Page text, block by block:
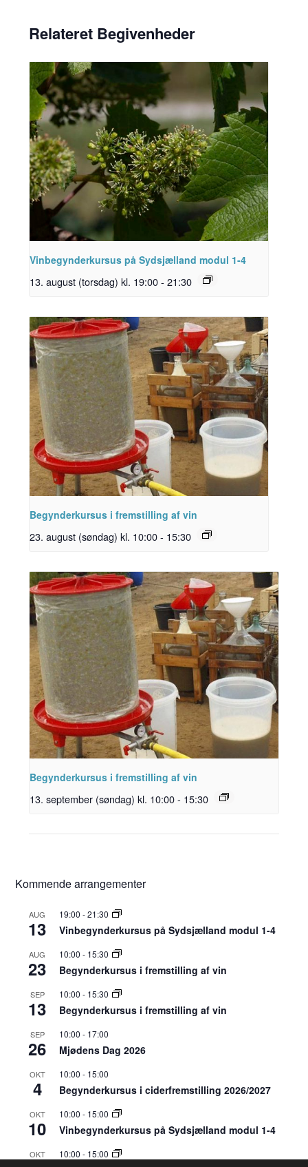
Relateret Begivenheder
Vinbegynderkursus på Sydsjælland modul 1-4
13. august (torsdag) kl. 19:00 - 21:30
Begynderkursus i fremstilling af vin
23. august (søndag) kl. 10:00 - 15:30
Begynderkursus i fremstilling af vin
13. september (søndag) kl. 10:00 - 15:30
Kommende arrangementer
AUG
13
19:00 -21:30
Vinbegynderkursus på Sydsjælland modul 1-4
AUG
23
10:00 - 15:30
Begynderkursus i fremstilling af vin
SEP
13
10:00 - 15:30
Begynderkursus i fremstilling af vin
SEP
26
10:00 - 17:00
Mjødens Dag 2026
OKT
4
10:00 - 15:00
Begynderkursus i ciderfremstilling 2026/2027
OKT
10
10:00 - 15:00
Vinbegynderkursus på Sydsjælland modul 1-4
OKT 10:00 - 15:00